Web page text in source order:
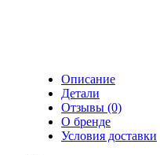
Описание
Детали
Отзывы (0)
О бренде
Условия доставки